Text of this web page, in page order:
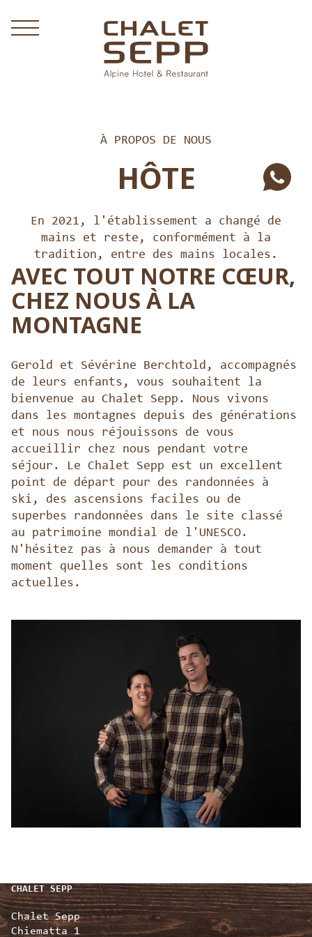
À PROPOS DE NOUS
HÔTE
En 2021, l'établissement a changé de
mains et reste, conformément à la
tradition, entre des mains locales.
AVEC TOUT NOTRE CŒUR,
CHEZ NOUS À LA
MONTAGNE
Gerold et Sévérine Berchtold, accompagnés
de leurs enfants, vous souhaitent la
bienvenue au Chalet Sepp. Nous vivons
dans les montagnes depuis des générations
et nous nous réjouissons de vous
accueillir chez nous pendant votre
séjour. Le Chalet Sepp est un excellent
point de départ pour des randonnées à
ski, des ascensions faciles ou de
superbes randonnées dans le site classé
au patrimoine mondial de l'UNESCO.
N'hésitez pas à nous demander à tout
moment quelles sont les conditions
actuelles.
CHALET SEPP
Chalet Sepp
Chiematta 1